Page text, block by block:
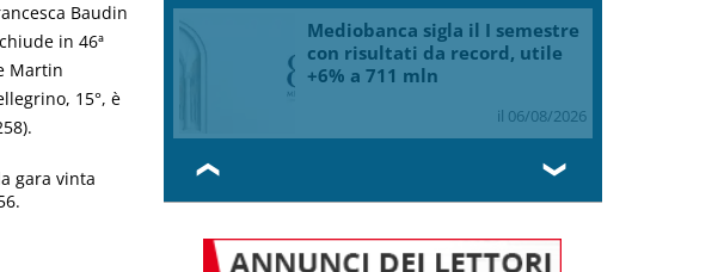
Baudin
in 46ª
Martin
15°, è
gara vinta
Mediobanca sigla il I semestre
con risultati da record, utile
+6% a 711 mln
il 06/08/2026
❮ ❯